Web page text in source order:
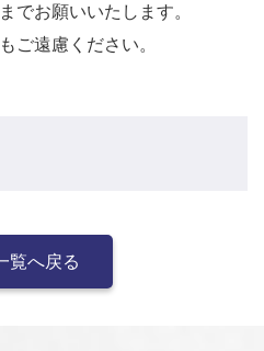
でお願いいたします。
ご遠慮ください。
覧へ戻る